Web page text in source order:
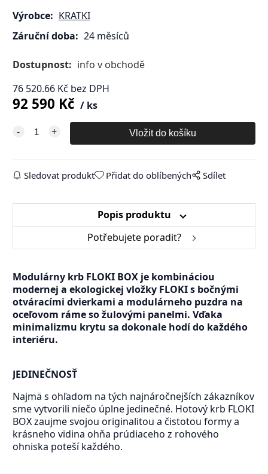
Výrobce: KRATKI
Záruční doba: 24 měsíců
Dostupnost: info v obchodě
76 520.66Kč bez DPH
92 590 Kč ks
Sledovat produkt Přidat do oblíbených Sdílet
Popis produktu
Potřebujete poradit?
Modulárny krb FLOKI BOX je kombináciou
modernej a ekologickej vložky FLOKI s bočnými
otváracími dvierkami a modulárneho puzdra na
oceľovom ráme so žulovými panelmi. Vďaka
minimalizmu krytu sa dokonale hodí do každého
interiéru.
JEDINEČNOSŤ
Najmä s ohľadom na tých najnáročnejších zákazníkov
sme vytvorili niečo úplne jedinečné. Hotový krb FLOKI
BOX zaujme svojou originalitou a čistotou formy a
krásneho vidina ohňa prúdiaceho z rohového
ohniska poteší každého.